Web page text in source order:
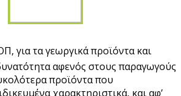
για τα γεωργικά προϊόντα και
αφενός στους παραγωγούς
προϊόντα που
χαρακτηριστικά, και αφ’